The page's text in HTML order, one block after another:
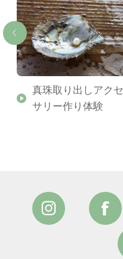
真珠取り出しアクセ
サリー作り体験